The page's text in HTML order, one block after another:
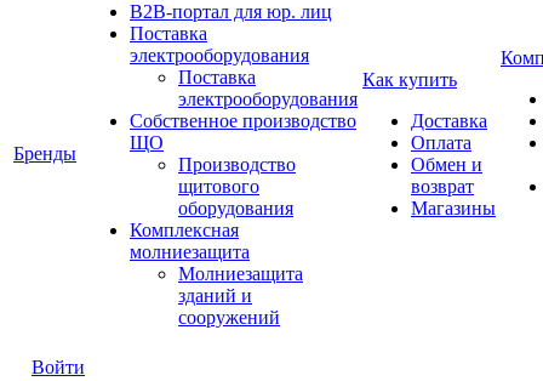
Бренды
B2B-портал для юр. лиц
Поставка
электрооборудования
Поставка
электрооборудования
Собственное производство
ЩО
Производство
щитового
оборудования
Комплексная
молниезащита
Молниезащита
зданий и
сооружений
Как купить
Доставка
Оплата
Обмен и
возврат
Магазины
Войти